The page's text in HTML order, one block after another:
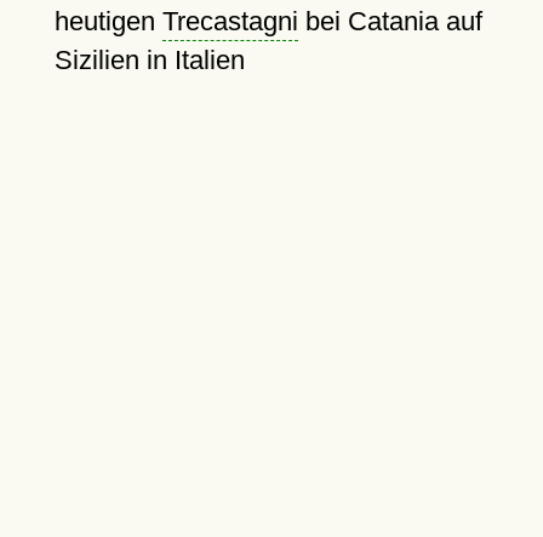
heutigen Trecastagni bei Catania auf
Sizilien in Italien